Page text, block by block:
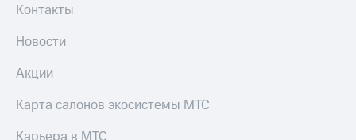
Контакты
Новости
Акции
Карта салонов экосистемы МТС